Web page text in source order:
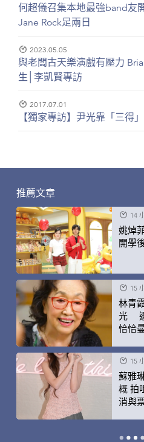
何超儀召集本地最強band友
Jane Rock足兩日
2023.05.05
與老闆古天樂演戲有壓力
生│李凱賢專訪
2017.07.01
【獨家專訪】尹光靠「三
推薦文章
14
姚焯
開學
15
林青
光 邊
恰恰
15
蘇雅
概 拍
消與